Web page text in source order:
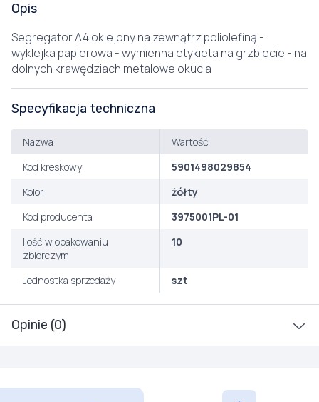
Opinie (0)
Opis
Segregator A4 oklejony na zewnątrz poliolefiną -
wyklejka papierowa - wymienna etykieta na grzbiecie - na
dolnych krawędziach metalowe okucia
Specyfikacja techniczna
Nazwa
Wartość
Kod kreskowy
5901498029854
Kolor
żółty
Kod producenta
3975001PL-01
Ilość w opakowaniu
zbiorczym
10
Jednostka sprzedaży szt